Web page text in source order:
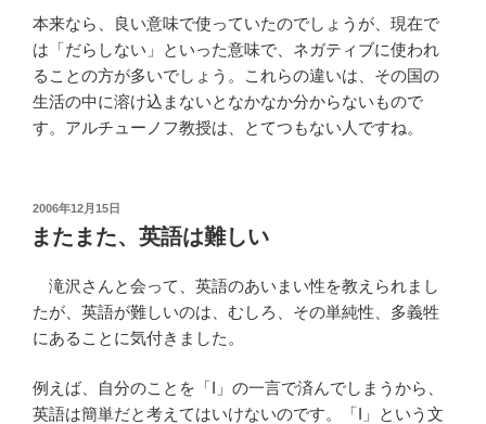
本来なら、良い意味で使っていたのでしょうが、現在で
は「だらしない」といった意味で、ネガティブに使われ
ることの方が多いでしょう。これらの違いは、その国の
生活の中に溶け込まないとなかなか分からないもので
す。アルチューノフ教授は、とてつもない人ですね。
投
稿
日:
2006年12月15日
またまた、英語は難しい
滝沢さんと会って、英語のあいまい性を教えられまし
たが、英語が難しいのは、むしろ、その単純性、多義牲
にあることに気付きました。
例えば、自分のことを「I」の一言で済んでしまうから、
英語は簡単だと考えてはいけないのです。「I」という文